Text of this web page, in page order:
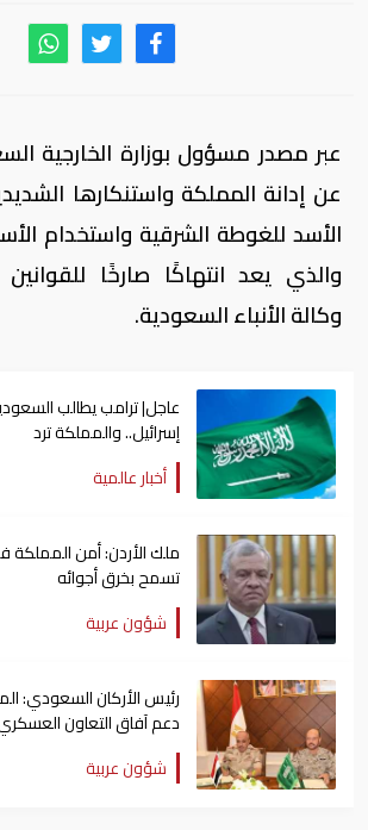
عبر مصدر مسؤول بوزارة الخارجية
عن إدانة المملكة واستنكارها
الأسد للغوطة الشرقية واستخدام
والذي يعد انتهاكًا صارخًا
وكالة الأنباء السعودية.
عاجل| ترامب يطالب
إسرائيل.. والمملكة ترد
أخبار عالمية
ملك الأردن: أمن المملكة
تسمح بخرق أجوائه
شؤون عربية
رئيس الأركان السعودي:
دعم آفاق التعاون
شؤون عربية